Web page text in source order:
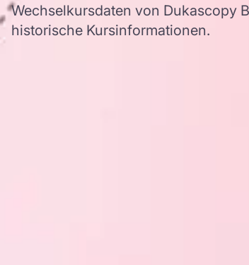
Wechselkursdaten von Dukascopy
historische Kursinformationen.